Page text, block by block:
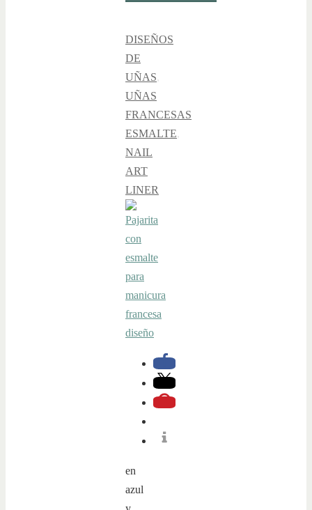
DISEÑOS
DE
UÑAS,
UÑAS
FRANCESAS
ESMALTE,
NAIL
ART
LINER
en
azul